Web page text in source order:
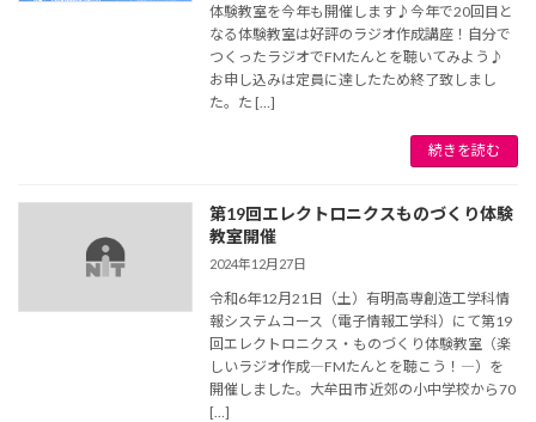
体験教室を今年も開催します♪今年で20回目と
なる体験教室は好評のラジオ作成講座！自分で
つくったラジオでFMたんとを聴いてみよう♪
お申し込みは定員に達したため終了致しまし
た。た […]
続きを読む
第19回エレクトロニクスものづくり体験
教室開催
2024年12月27日
令和6年12月21日（土）有明高専創造工学科情
報システムコース（電子情報工学科）にて第19
回エレクトロニクス・ものづくり体験教室（楽
しいラジオ作成―FMたんとを聴こう！―）を
開催しました。大牟田市 近郊の小中学校から70
[…]